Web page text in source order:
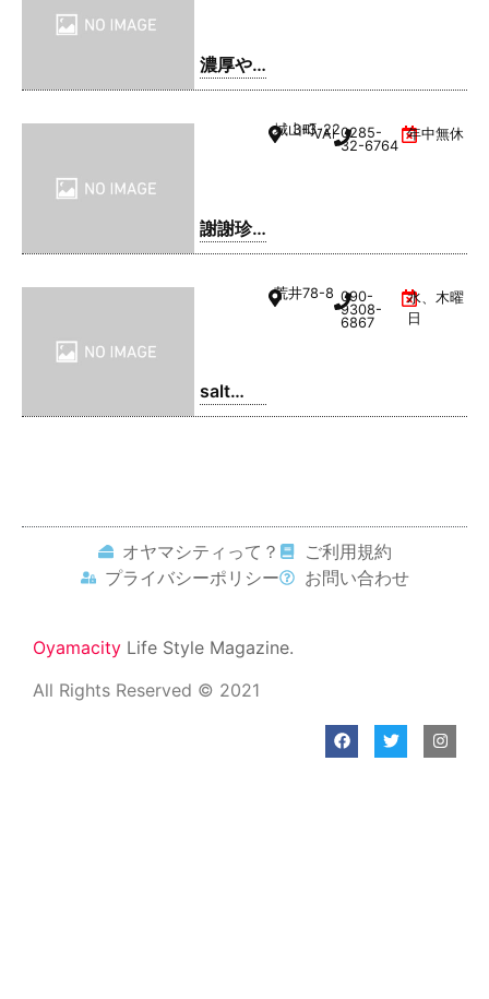
濃厚や
きそ
謝謝珍
珠 | シ
城山町3-3-22
VAL1階0285-
32-6764
年中無休
salt
coffee
荒井78-8 090-
9308-
6867
水、木曜
日
オヤマシティって？
ご利用規約
プライバシーポリシー
お問い合わせ
Oyamacity Life Style Magazine.
All Rights Reserved © 2021